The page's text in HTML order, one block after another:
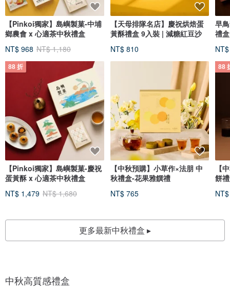
【Pinkoi獨家】島嶼製菓-中埔
鄉農會 x 心適茶中秋禮盒
NT$ 968 NT$ 1,180
88 折
【Pinkoi獨家】島嶼製菓-慶祝
蛋黃酥 x 心適茶中秋禮盒
NT$ 1,479 NT$ 1,680
【天母排隊名店】慶祝烘焙蛋
黃酥禮盒 9入裝 | 減糖紅豆沙
NT$ 810
【中秋預購】小草作×法朋 中
秋禮盒-花果雅饌禮
NT$ 765
早
禮
88
【
餅
更多最新中秋禮盒 ▸
中秋高質感禮盒